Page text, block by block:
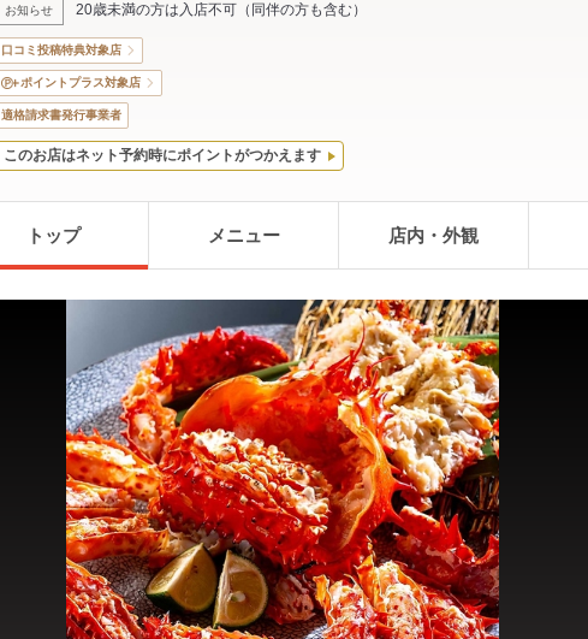
お知らせ 20歳未満の方は入店不可（同伴の方も含む）
口コミ投稿特典対象店
ポイントプラス対象店
適格請求書発行事業者
このお店はネット予約時にポイントがつかえます
トップ メニュー 店内・外観